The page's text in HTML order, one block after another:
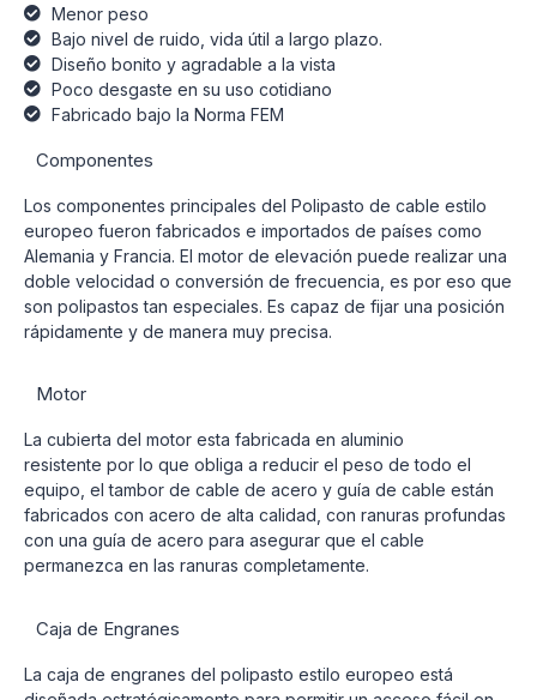
Menor peso
Bajo nivel de ruido, vida útil a largo plazo.
Diseño bonito y agradable a la vista
Poco desgaste en su uso cotidiano
Fabricado bajo la Norma FEM
Componentes
Los componentes principales del Polipasto de cable estilo
europeo fueron fabricados e importados de países como
Alemania y Francia. El motor de elevación puede realizar una
doble velocidad o conversión de frecuencia, es por eso que
son polipastos tan especiales. Es capaz de fijar una posición
rápidamente y de manera muy precisa.
Motor
La cubierta del motor esta fabricada en aluminio
resistente por lo que obliga a reducir el peso de todo el
equipo, el tambor de cable de acero y guía de cable están
fabricados con acero de alta calidad, con ranuras profundas
con una guía de acero para asegurar que el cable
permanezca en las ranuras completamente.
Caja de Engranes
La caja de engranes del polipasto estilo europeo está